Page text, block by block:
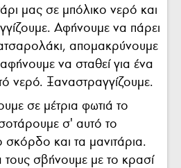
μας σε μπόλικο νερό και
Αφήνουμε να πάρει
απομακρύνουμε
να σταθεί για ένα
νερό. Ξαναστραγγίζουμε.
σε μέτρια φωτιά το
σ' αυτό το
σκόρδο και τα μανιτάρια.
τους σβήνουμε με το κρασί